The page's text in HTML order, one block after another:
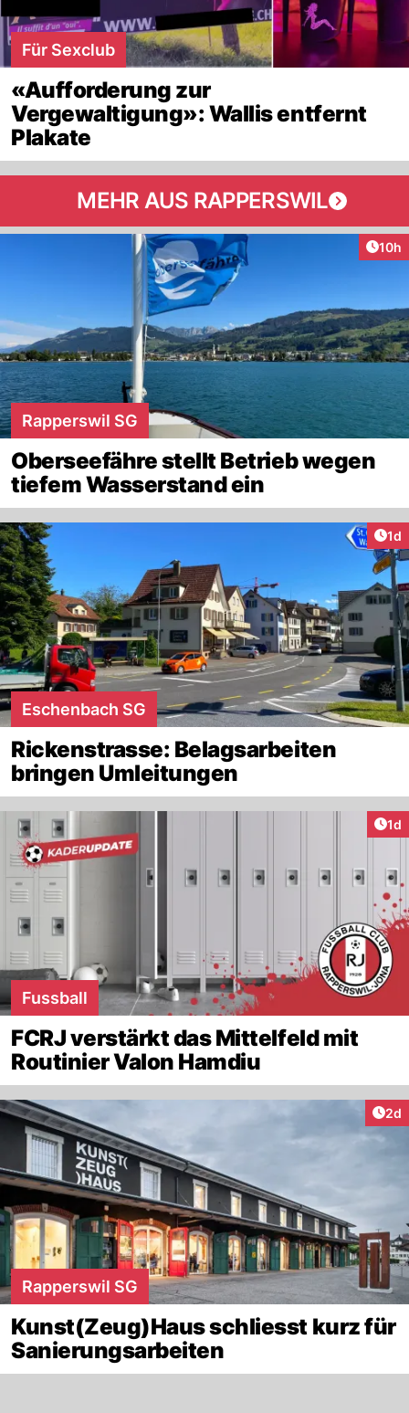
Für Sexclub
«Aufforderung zur
Vergewaltigung»: Wallis entfernt
Plakate
MEHR AUS RAPPERSWIL
10h
Rapperswil SG
Oberseefähre stellt Betrieb wegen
tiefem Wasserstand ein
1d
Eschenbach SG
Rickenstrasse: Belagsarbeiten
bringen Umleitungen
1d
Fussball
FCRJ verstärkt das Mittelfeld mit
Routinier Valon Hamdiu
2d
Rapperswil SG
Kunst(Zeug)Haus schliesst kurz für
Sanierungsarbeiten